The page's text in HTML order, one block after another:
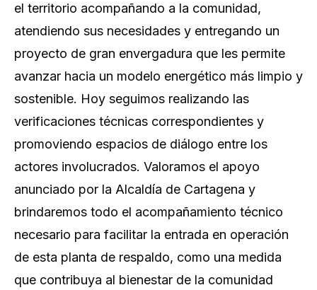
el territorio acompañando a la comunidad,
atendiendo sus necesidades y entregando un
proyecto de gran envergadura que les permite
avanzar hacia un modelo energético más limpio y
sostenible. Hoy seguimos realizando las
verificaciones técnicas correspondientes y
promoviendo espacios de diálogo entre los
actores involucrados. Valoramos el apoyo
anunciado por la Alcaldía de Cartagena y
brindaremos todo el acompañamiento técnico
necesario para facilitar la entrada en operación
de esta planta de respaldo, como una medida
que contribuya al bienestar de la comunidad